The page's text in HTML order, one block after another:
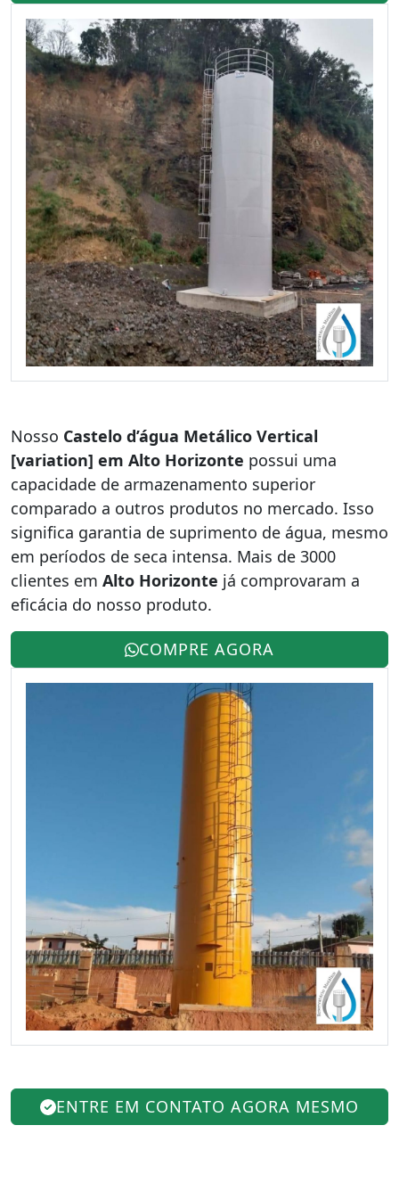
Nosso Castelo d’água Metálico Vertical
[variation] em Alto Horizonte possui uma
capacidade de armazenamento superior
comparado a outros produtos no mercado. Isso
significa garantia de suprimento de água, mesmo
em períodos de seca intensa. Mais de 3000
clientes em Alto Horizonte já comprovaram a
eficácia do nosso produto.
COMPRE AGORA
ENTRE EM CONTATO AGORA MESMO